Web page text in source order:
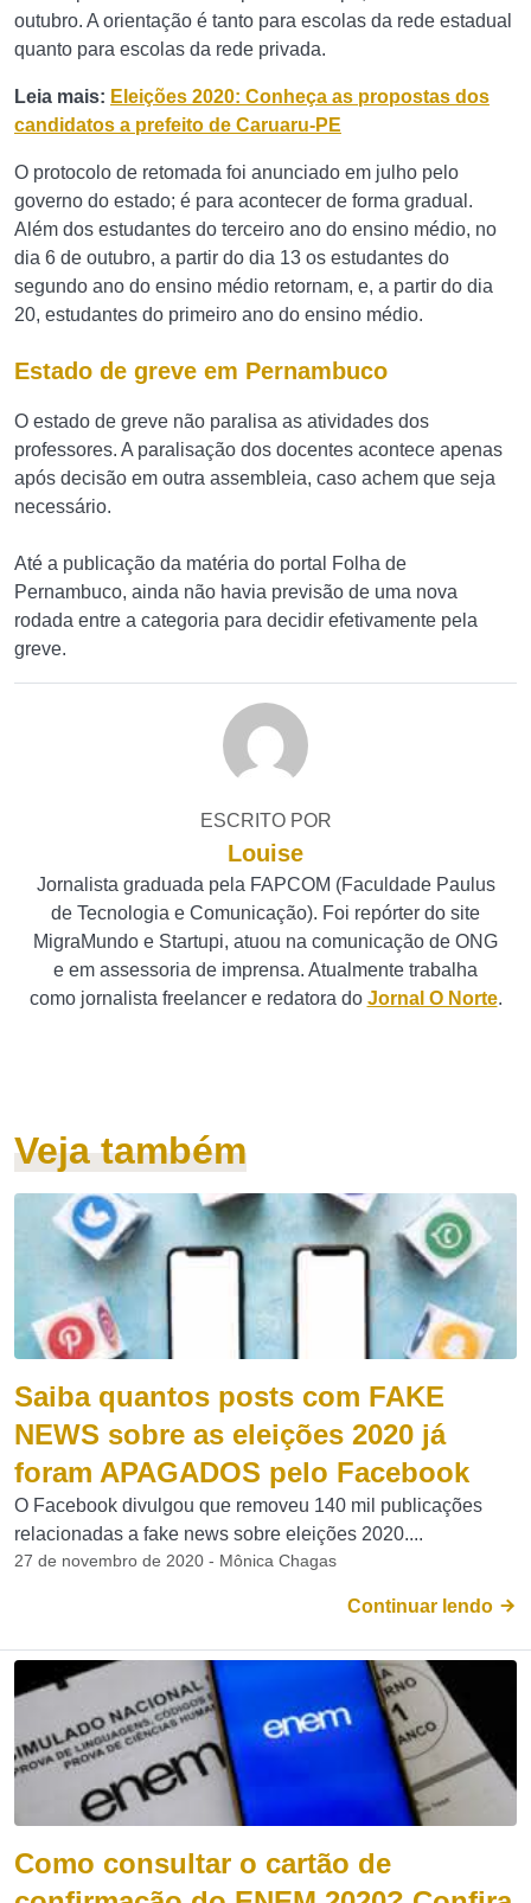
outubro. A orientação é tanto para escolas da rede estadual
quanto para escolas da rede privada.
Leia mais: Eleições 2020: Conheça as propostas dos
candidatos a prefeito de Caruaru-PE
O protocolo de retomada foi anunciado em julho pelo
governo do estado; é para acontecer de forma gradual.
Além dos estudantes do terceiro ano do ensino médio, no
dia 6 de outubro, a partir do dia 13 os estudantes do
segundo ano do ensino médio retornam, e, a partir do dia
20, estudantes do primeiro ano do ensino médio.
Estado de greve em Pernambuco
O estado de greve não paralisa as atividades dos
professores. A paralisação dos docentes acontece apenas
após decisão em outra assembleia, caso achem que seja
necessário.
Até a publicação da matéria do portal Folha de
Pernambuco, ainda não havia previsão de uma nova
rodada entre a categoria para decidir efetivamente pela
greve.
ESCRITO POR
Louise
Jornalista graduada pela FAPCOM (Faculdade Paulus
de Tecnologia e Comunicação). Foi repórter do site
MigraMundo e Startupi, atuou na comunicação de ONG
e em assessoria de imprensa. Atualmente trabalha
como jornalista freelancer e redatora do Jornal O Norte.
Veja também
Saiba quantos posts com FAKE
NEWS sobre as eleições 2020 já
foram APAGADOS pelo Facebook
O Facebook divulgou que removeu 140 mil publicações
relacionadas a fake news sobre eleições 2020....
27 de novembro de 2020 - Mônica Chagas
Continuar lendo
Como consultar o cartão de